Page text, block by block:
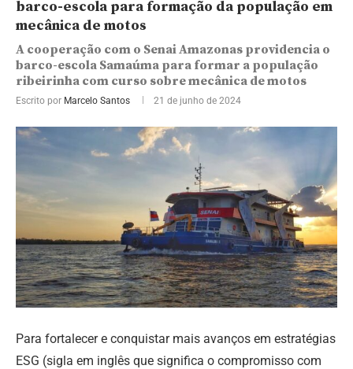
barco-escola para formação da população em
mecânica de motos
A cooperação com o Senai Amazonas providencia o
barco-escola Samaúma para formar a população
ribeirinha com curso sobre mecânica de motos
Escrito por Marcelo Santos 21 de junho de 2024
Para fortalecer e conquistar mais avanços em estratégias
ESG (sigla em inglês que significa o compromisso com